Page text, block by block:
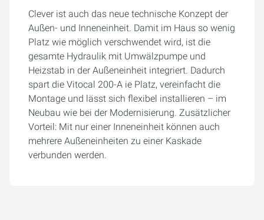
Clever ist auch das neue technische Konzept der
Außen- und Inneneinheit. Damit im Haus so wenig
Platz wie möglich verschwendet wird, ist die
gesamte Hydraulik mit Umwälzpumpe und
Heizstab in der Außeneinheit integriert. Dadurch
spart die Vitocal 200-A ie Platz, vereinfacht die
Montage und lässt sich flexibel installieren – im
Neubau wie bei der Modernisierung. Zusätzlicher
Vorteil: Mit nur einer Inneneinheit können auch
mehrere Außeneinheiten zu einer Kaskade
verbunden werden.